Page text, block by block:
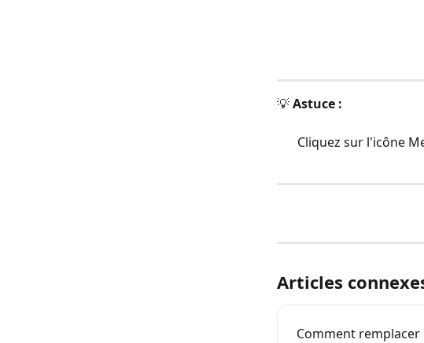
💡 Astuce :
Cliquez sur l'icône
Articles
Comment remplacer